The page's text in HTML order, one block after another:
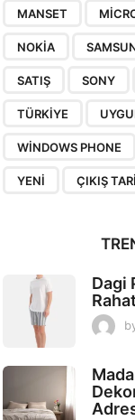
MANSET
NOKIA
SATIŞ SONY
TÜRKIYE
WINDOWS PHONE
YENI ÇIKIŞ
Dagi